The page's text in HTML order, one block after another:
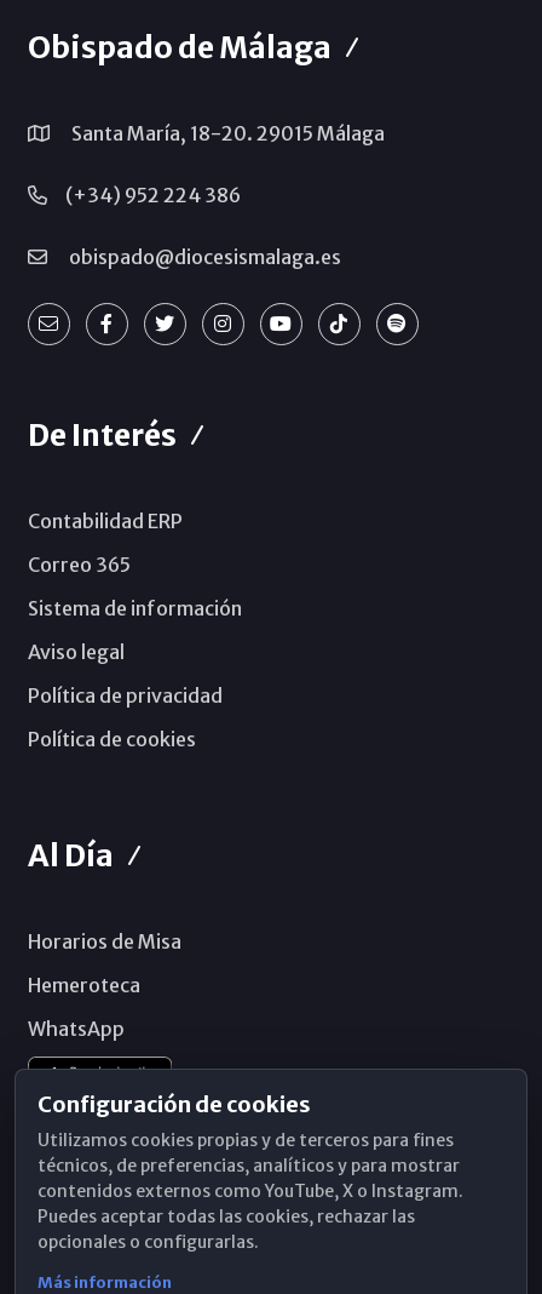
Obispado de Málaga
Santa María, 18-20. 29015 Málaga
(+34) 952 224 386
obispado@diocesismalaga.es
De Interés
Contabilidad ERP
Correo 365
Sistema de información
Aviso legal
Política de privacidad
Política de cookies
Al Día
Horarios de Misa
Hemeroteca
WhatsApp
Configuración de cookies
Utilizamos cookies propias y de terceros para fines
técnicos, de preferencias, analíticos y para mostrar
contenidos externos como YouTube, X o Instagram.
Puedes aceptar todas las cookies, rechazar las
opcionales o configurarlas.
Más información